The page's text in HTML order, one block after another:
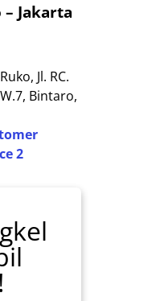
Jakarta
Jl. RC.
Bintaro,
2